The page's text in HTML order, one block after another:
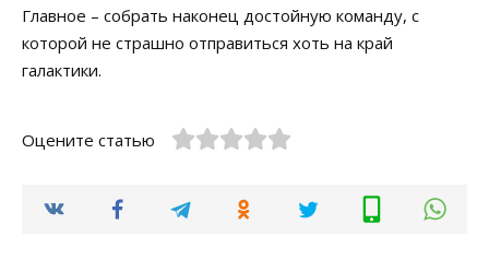
Главное – собрать наконец достойную команду, с
которой не страшно отправиться хоть на край
галактики.
Оцените статью